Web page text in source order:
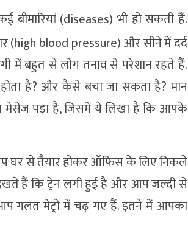
(diseases) भी हो सकती हैं.
(high blood pressure) और सीने में दर्द
में बहुत से लोग तनाव से परेशान रहते हैं.
है? और कैसे बचा जा सकता है? मान
पड़ा है, जिसमें ये लिखा है कि आपके
घर से तैयार होकर ऑफिस के लिए निकले
हैं कि ट्रेन लगी हुई है और आप जल्दी से
गलत मेट्रो में चढ़ गए हैं. इतने में आपका